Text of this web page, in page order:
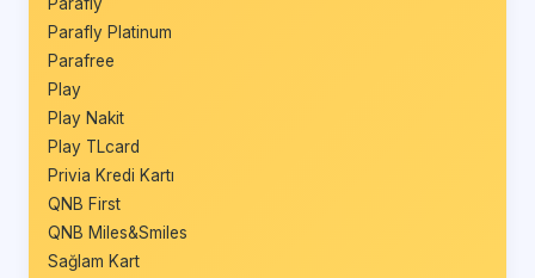
Parafly Platinum
Parafree
Play
Play Nakit
Play TLcard
Privia Kredi Kartı
QNB First
QNB Miles&Smiles
Sağlam Kart